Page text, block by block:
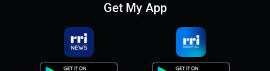
Get My App